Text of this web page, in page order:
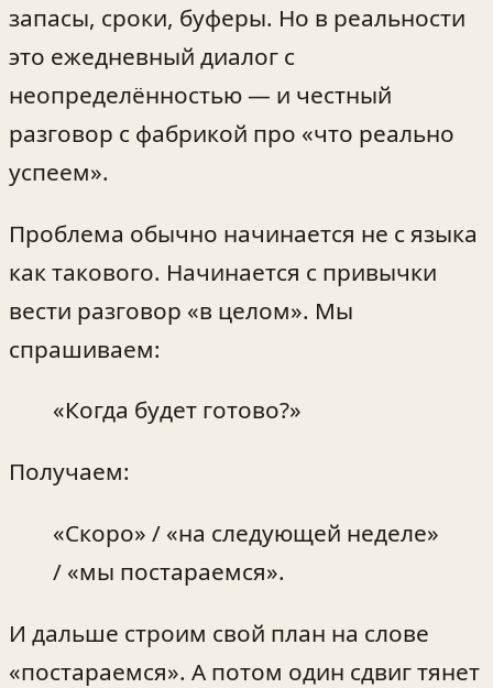
запасы, сроки, буферы. Но в реальности
это ежедневный диалог с
неопределённостью — и честный
разговор с фабрикой про «что реально
успеем».
Проблема обычно начинается не с языка
как такового. Начинается с привычки
вести разговор «в целом». Мы
спрашиваем:
«Когда будет готово?»
Получаем:
«Скоро» / «на следующей неделе»
/ «мы постараемся».
И дальше строим свой план на слове
«постараемся». А потом один сдвиг тянет